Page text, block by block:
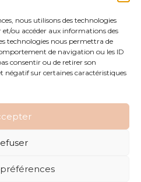
nous utilisons des technologies
et/ou accéder aux informations des
technologies nous permettra de
de navigation ou les ID
consentir ou de retirer son
sur certaines caractéristiques